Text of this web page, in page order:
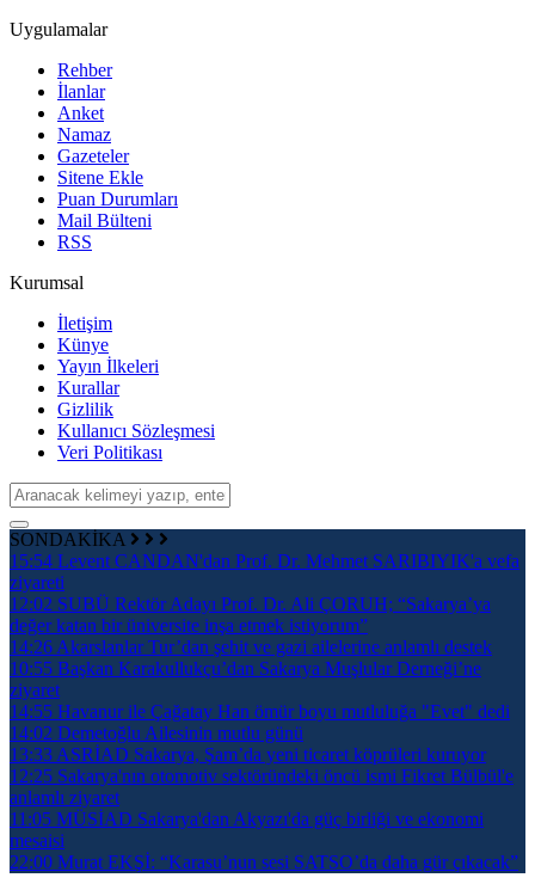
Uygulamalar
Rehber
İlanlar
Anket
Namaz
Gazeteler
Sitene Ekle
Puan Durumları
Mail Bülteni
RSS
Kurumsal
İletişim
Künye
Yayın İlkeleri
Kurallar
Gizlilik
Kullanıcı Sözleşmesi
Veri Politikası
SONDAKİKA
15:54 Levent CANDAN'dan Prof. Dr. Mehmet SARIBIYIK'a vefa
ziyareti
12:02 SUBÜ Rektör Adayı Prof. Dr. Ali ÇORUH; “Sakarya’ya
değer katan bir üniversite inşa etmek istiyorum”
14:26 Akarslanlar Tur’dan şehit ve gazi ailelerine anlamlı destek
10:55 Başkan Karakullukçu’dan Sakarya Muşlular Derneği’ne
ziyaret
14:55 Havanur ile Çağatay Han ömür boyu mutluluğa "Evet" dedi
14:02 Demetoğlu Ailesinin mutlu günü
13:33 ASRİAD Sakarya, Şam’da yeni ticaret köprüleri kuruyor
12:25 Sakarya'nın otomotiv sektöründeki öncü ismi Fikret Bülbül'e
anlamlı ziyaret
11:05 MÜSİAD Sakarya'dan Akyazı'da güç birliği ve ekonomi
mesaisi
22:00 Murat EKŞİ: “Karasu’nun sesi SATSO’da daha gür çıkacak”